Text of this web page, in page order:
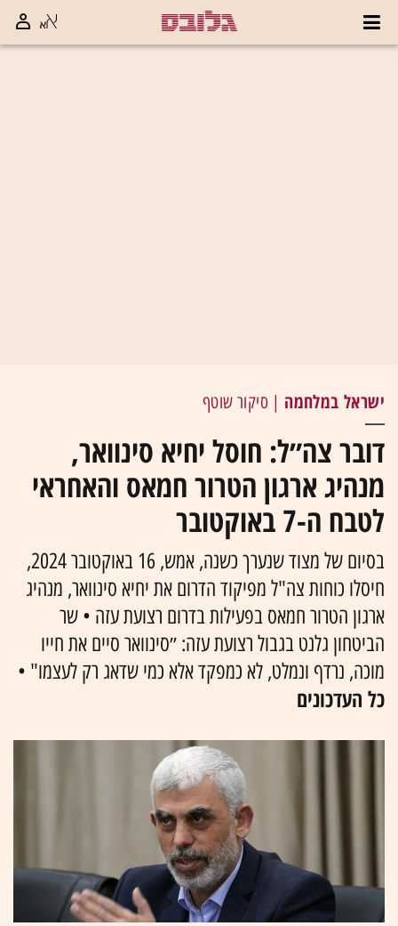
ישראל במלחמה | סיקור שוטף
דובר צה״ל: חוסל יחיא סינוואר,
מנהיג ארגון הטרור חמאס והאחראי
לטבח ה-7 באוקטובר
בסיום של מצוד שנערך כשנה, אמש, 16 באוקטובר 2024,
חיסלו כוחות צה"ל מפיקוד הדרום את יחיא סינוואר, מנהיג
ארגון הטרור חמאס בפעילות בדרום רצועת עזה • שר
הביטחון גלנט בגבול רצועת עזה: ״סינוואר סיים את חייו
מוכה, נרדף ונמלט, לא כמפקד אלא כמי שדאג רק לעצמו" •
כל העדכונים